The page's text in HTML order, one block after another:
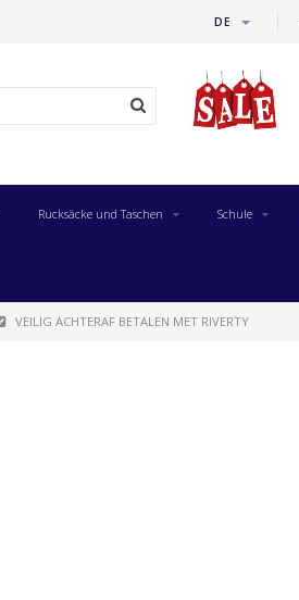
DE
Rucksäcke und Taschen Schule
VEILIG ACHTERAF BETALEN MET RIVERTY